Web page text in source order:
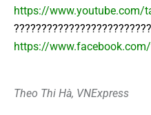
https://www.youtube.com/
https://
Theo Thi Hà, VNExpress